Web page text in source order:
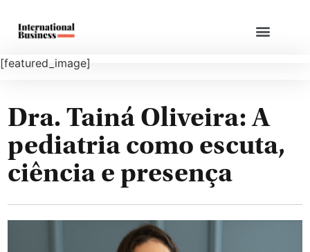
[featured_image]
Dra. Tainá Oliveira: A
pediatria como escuta,
ciência e presença